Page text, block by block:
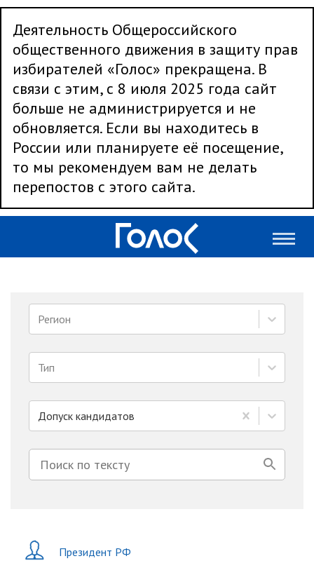
Деятельность Общероссийского
общественного движения в защиту прав
избирателей «Голос» прекращена. В
связи с этим, с 8 июля 2025 года сайт
больше не администрируется и не
обновляется. Если вы находитесь в
России или планируете её посещение,
то мы рекомендуем вам не делать
перепостов с этого сайта.
Регион
Тип
Допуск кандидатов
Президент РФ